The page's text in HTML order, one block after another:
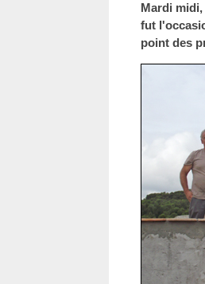
Mardi
fut
point des